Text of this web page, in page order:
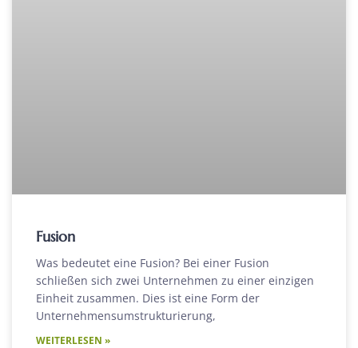
Fusion
Was bedeutet eine Fusion? Bei einer Fusion
schließen sich zwei Unternehmen zu einer einzigen
Einheit zusammen. Dies ist eine Form der
Unternehmensumstrukturierung,
WEITERLESEN »